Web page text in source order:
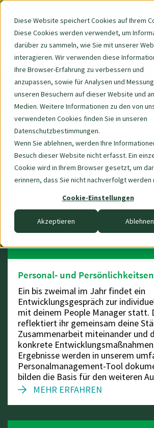
Diese Website speichert Cookies auf Ihrem
Diese Cookies werden verwendet, um
darüber zu sammeln, wie Sie mit unserer
interagieren. Wir verwenden diese
Ihre Browser-Erfahrung zu verbessern und
anzupassen, sowie für Analysen und
unseren Besuchern auf dieser Website und
Medien. Weitere Informationen zu den von
verwendeten Cookies finden Sie in unseren
Datenschutzbestimmungen.
Wenn Sie ablehnen, werden Ihre
Besuch dieser Website nicht erfasst. Ein
Cookie wird in Ihrem Browser gesetzt, um
erinnern, dass Sie nicht nachverfolgt werden
Cookie-Einstellungen
Akzeptieren Ablehnen
DE
Deine Entwicklung
Personal- und
Ein bis zweimal im Jahr findet ein
Entwicklungsgespräch zur
mit deinem People Manager statt.
reflektiert ihr gemeinsam deine
Zusammenarbeit miteinander und
konkrete
Ergebnisse werden in unserem
Personalmanagement-Tool
bilden die Basis für den weiteren
MEHR ERFAHREN